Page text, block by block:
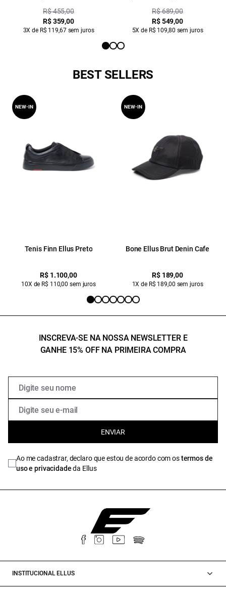
R$ 455,00
R$ 359,00
3X de R$ 119,67 sem juros
R$ 689,00
R$ 549,00
5X de R$ 109,80 sem juros
BEST SELLERS
Tenis Finn Ellus Preto
R$ 1.100,00
10X de R$ 110,00 sem juros
NEW-IN
Bone Ellus Brut Denin Cafe
R$ 189,00
1X de R$ 189,00 sem juros
NEW-IN
INSCREVA-SE NA NOSSA NEWSLETTER E
GANHE 15% OFF NA PRIMEIRA COMPRA
ENVIAR
Ao me cadastrar, declaro que estou de acordo com ostermos de
uso e privacidadeda Ellus
INSTITUCIONAL ELLUS